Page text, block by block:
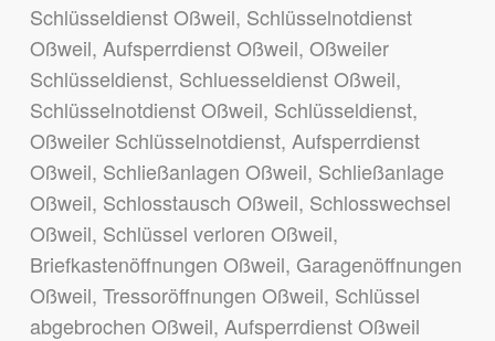
Schlüsseldienst Oßweil, Schlüsselnotdienst
Oßweil, Aufsperrdienst Oßweil, Oßweiler
Schlüsseldienst, Schluesseldienst Oßweil,
Schlüsselnotdienst Oßweil, Schlüsseldienst,
Oßweiler Schlüsselnotdienst, Aufsperrdienst
Oßweil, Schließanlagen Oßweil, Schließanlage
Oßweil, Schlosstausch Oßweil, Schlosswechsel
Oßweil, Schlüssel verloren Oßweil,
Briefkastenöffnungen Oßweil, Garagenöffnungen
Oßweil, Tressoröffnungen Oßweil, Schlüssel
abgebrochen Oßweil, Aufsperrdienst Oßweil